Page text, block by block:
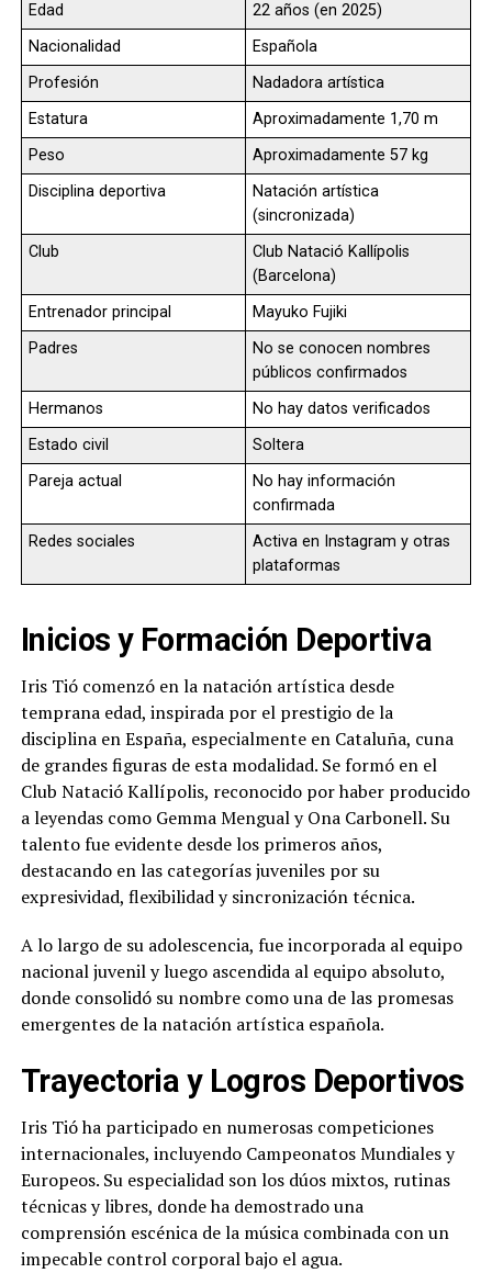
Edad
22 años (en 2025)
Nacionalidad
Española
Profesión
Nadadora artística
Estatura
Aproximadamente 1,70 m
Peso
Aproximadamente 57 kg
Disciplina deportiva
Natación artística
(sincronizada)
Club
Club Natació Kallípolis
(Barcelona)
Entrenador principal
Mayuko Fujiki
Padres
No se conocen nombres
públicos confirmados
Hermanos
No hay datos verificados
Estado civil
Soltera
Pareja actual
No hay información
confirmada
Redes sociales
Activa en Instagram y otras
plataformas
Inicios y Formación Deportiva
Iris Tió comenzó en la natación artística desde
temprana edad, inspirada por el prestigio de la
disciplina en España, especialmente en Cataluña, cuna
de grandes figuras de esta modalidad. Se formó en el
Club Natació Kallípolis, reconocido por haber producido
a leyendas como Gemma Mengual y Ona Carbonell. Su
talento fue evidente desde los primeros años,
destacando en las categorías juveniles por su
expresividad, flexibilidad y sincronización técnica.
A lo largo de su adolescencia, fue incorporada al equipo
nacional juvenil y luego ascendida al equipo absoluto,
donde consolidó su nombre como una de las promesas
emergentes de la natación artística española.
Trayectoria y Logros Deportivos
Iris Tió ha participado en numerosas competiciones
internacionales, incluyendo Campeonatos Mundiales y
Europeos. Su especialidad son los dúos mixtos, rutinas
técnicas y libres, donde ha demostrado una
comprensión escénica de la música combinada con un
impecable control corporal bajo el agua.